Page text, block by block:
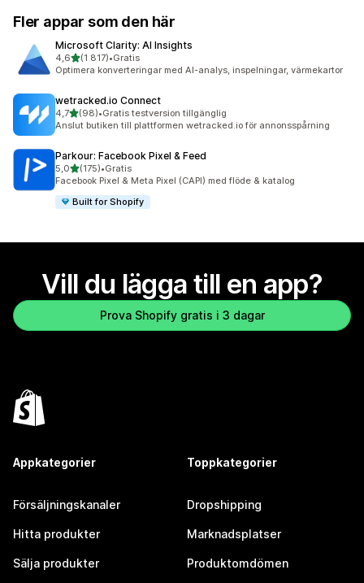
Fler appar som den här
Microsoft Clarity: AI Insights
4,6av 5 stjärnor
(1 817)
1817 recensioner totalt
•Gratis
Optimera konverteringar med AI-analys, inspelningar, värmekartor
wetracked.io Connect
4,7av 5 stjärnor
(98)
98 recensioner totalt
•Gratis testversion tillgänglig
Anslut butiken till plattformen wetracked.io för annonsspårning
Parkour: Facebook Pixel & Feed
5,0av 5 stjärnor
(175)
175 recensioner totalt
•Gratis
Facebook Pixel & Meta Pixel (CAPI) med flöde & katalog
Built for Shopify
Vill du lägga till en app?
Prova Shopify gratis i 3 dagar
Appkategorier
Försäljningskanaler
Hitta produkter
Sälja produkter
Toppkategorier
Dropshipping
Marknadsplatser
Produktomdömen